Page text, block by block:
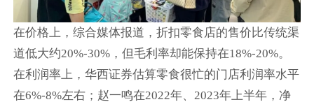
在价格上，综合媒体报道，折扣零食店的售价比传统渠
道低大约20%-30%，但毛利率却能保持在18%-20%。
在利润率上，华西证券估算零食很忙的门店利润率水平
在6%-8%左右；赵一鸣在2022年、2023年上半年，净